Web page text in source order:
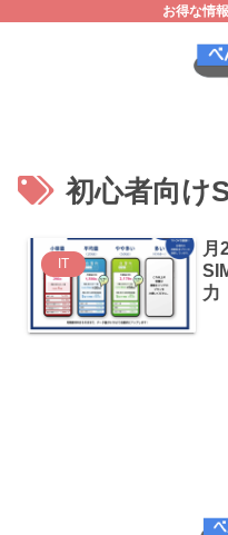
お得な情
初心者向け
IT
月
力